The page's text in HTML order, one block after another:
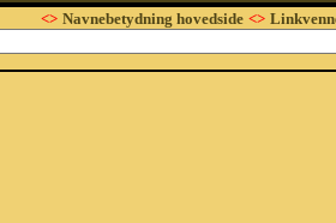
<> Navnebetydning hovedside <>